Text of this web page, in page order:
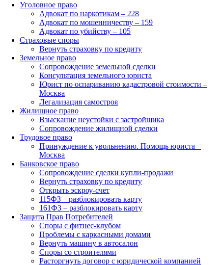
Уголовное право
Адвокат по наркотикам – 228
Адвокат по мошенничеству – 159
Адвокат по убийству – 105
Страховые споры
Вернуть страховку по кредиту
Земельное право
Сопровождение земельной сделки
Консультация земельного юриста
Юрист по оспариванию кадастровой стоимости –
Москва
Легализация самостроя
Жилищное право
Взыскание неустойки с застройщика
Сопровождение жилищной сделки
Трудовое право
Принуждение к увольнению. Помощь юриста –
Москва
Банковское право
Сопровождение сделки купли-продажи
Вернуть страховку по кредиту
Открыть эскроу-счет
115ФЗ – разблокировать карту
161ФЗ – разблокировать карту
Защита Прав Потребителей
Споры с фитнес-клубом
Проблемы с каркасными домами
Вернуть машину в автосалон
Споры со строителями
Расторгнуть договор с юридической компанией